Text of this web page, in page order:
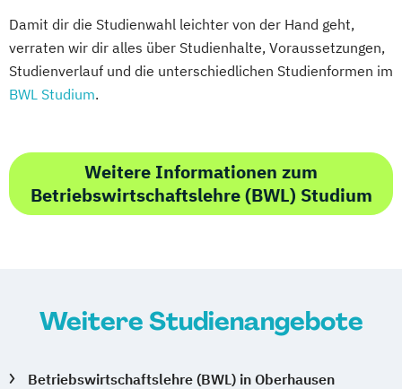
Damit dir die Studienwahl leichter von der Hand geht,
verraten wir dir alles über Studienhalte, Voraussetzungen,
Studienverlauf und die unterschiedlichen Studienformen im
BWL Studium.
Weitere Informationen zum
Betriebswirtschaftslehre (BWL) Studium
Weitere Studienangebote
Betriebswirtschaftslehre (BWL) in Oberhausen